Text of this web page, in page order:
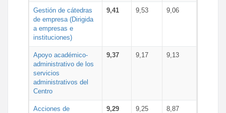
Gestión de cátedras
de empresa (Dirigida
a empresas e
instituciones)
9,41 9,53 9,06
Apoyo académico-
administrativo de los
servicios
administrativos del
Centro
9,37 9,17 9,13
Acciones de
9,29 9,25 8,87